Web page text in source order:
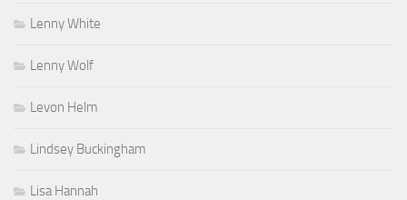
Lenny White
Lenny Wolf
Levon Helm
Lindsey Buckingham
Lisa Hannah